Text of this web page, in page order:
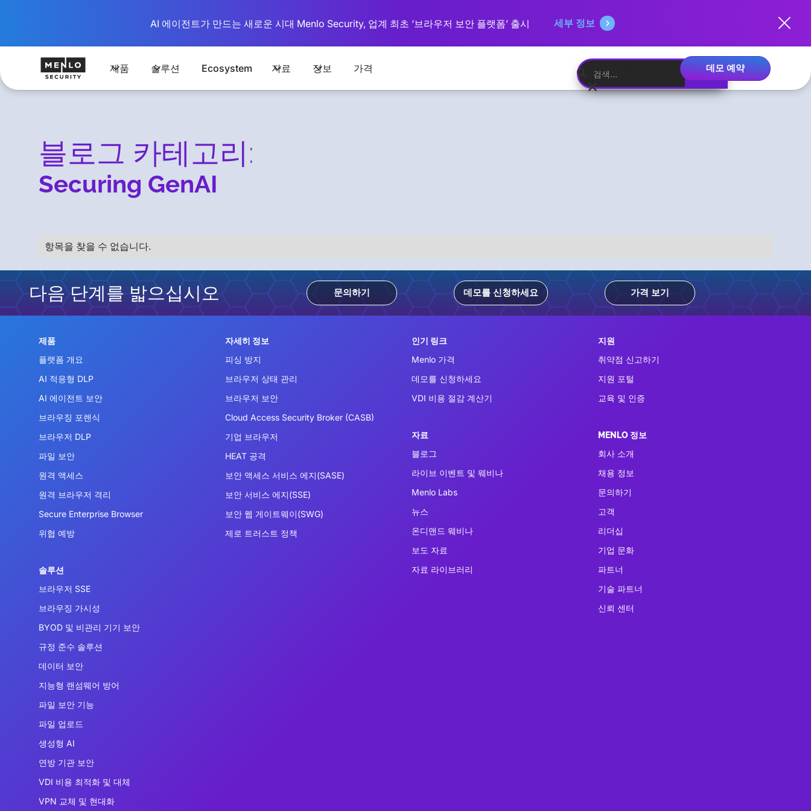
AI 에이전트가 만드는 새로운 시대 Menlo Security, 업계 최초 ‘브라우저 보안 플랫폼’ 출시 세부 정보
제품 솔루션 Ecosystem 자료 정보 가격 데모 예약
블로그 카테고리:
Securing GenAI
항목을 찾을 수 없습니다.
다음 단계를 밟으십시오 문의하기 데모를 신청하세요 가격 보기
제품
플랫폼 개요
AI 적응형 DLP
AI 에이전트 보안
브라우징 포렌식
브라우저 DLP
파일 보안
원격 액세스
원격 브라우저 격리
Secure Enterprise Browser
위협 예방
솔루션
브라우저 SSE
브라우징 가시성
BYOD 및 비관리 기기 보안
규정 준수 솔루션
데이터 보안
지능형 랜섬웨어 방어
파일 보안 기능
파일 업로드
생성형 AI
연방 기관 보안
VDI 비용 최적화 및 대체
VPN 교체 및 현대화
자세히 정보
피싱 방지
브라우저 상태 관리
브라우저 보안
Cloud Access Security Broker (CASB)
기업 브라우저
HEAT 공격
보안 액세스 서비스 에지(SASE)
보안 서비스 에지(SSE)
보안 웹 게이트웨이(SWG)
제로 트러스트 정책
인기 링크
Menlo 가격
데모를 신청하세요
VDI 비용 절감 계산기
자료
블로그
라이브 이벤트 및 웨비나
Menlo Labs
뉴스
온디맨드 웨비나
보도 자료
자료 라이브러리
지원
취약점 신고하기
지원 포털
교육 및 인증
MENLO 정보
회사 소개
채용 정보
문의하기
고객
리더십
기업 문화
파트너
기술 파트너
신뢰 센터